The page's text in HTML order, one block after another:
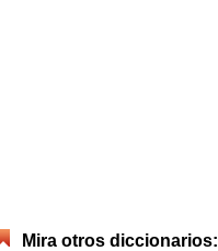
Mira otros diccionarios: